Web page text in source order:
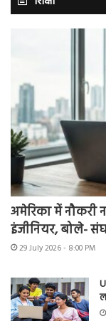
अमेरिका में नौकरी
इंजीनियर, बोले-
29 July 2026 - 8:00 PM